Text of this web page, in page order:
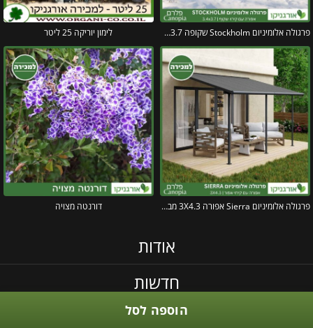
הוספה לסל
פרגולה אלומיניום Stockholm שקופה 3.4X3.7 עיצוב מודרני מבית Canopia לימון יוריקה 25 ליטר
פרגולה אלומיניום Sierra אפורה 3X4.3 מבית פלרם – Canopia דורנטה מצויה
אודות
חדשות
תקנון